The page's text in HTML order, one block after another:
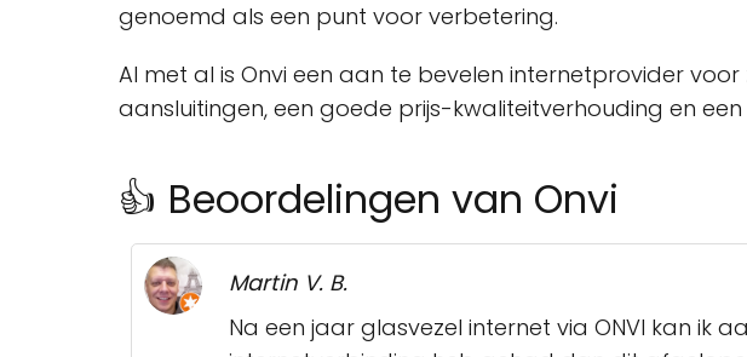
genoemd als een punt voor verbetering.
Al met al is Onvi een aan te bevelen internetprovider
aansluitingen, een goede prijs-kwaliteitverhouding en
👍 Beoordelingen van Onvi
Martin V. B.
Na een jaar glasvezel internet via ONVI kan ik